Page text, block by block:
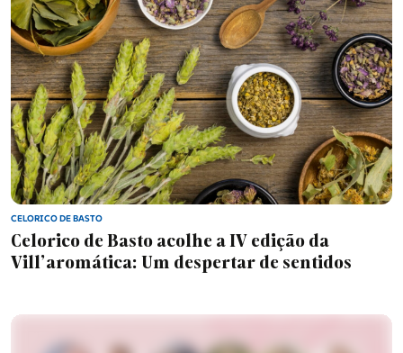
CELORICO DE BASTO
Celorico de Basto acolhe a IV edição da
Vill'aromática: Um despertar de sentidos